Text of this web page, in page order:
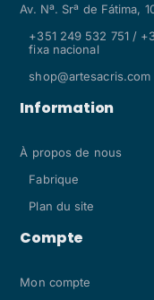
Av. Nª. Srª de Fátima,
+351 249 532 751 /
fixa nacional
shop@artesacris.com
Information
À propos de nous
Fabrique
Plan du site
Compte
Mon compte